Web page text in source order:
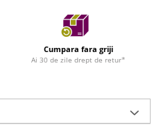
Cumpara fara griji
Ai 30 de zile drept de retur*